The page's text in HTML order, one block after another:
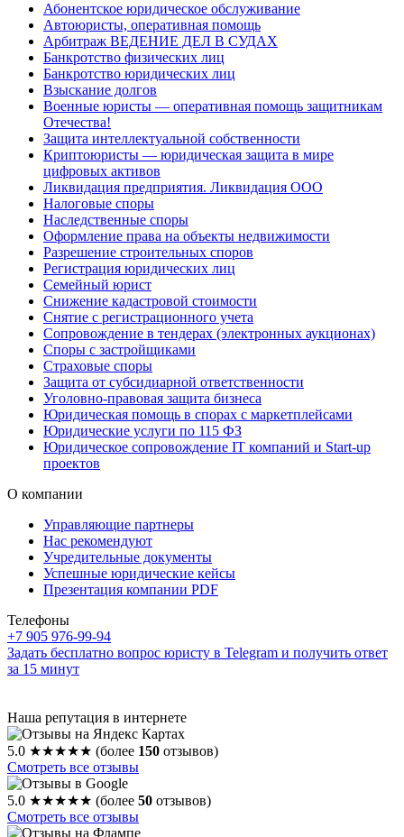
Абонентское юридическое обслуживание
Автоюристы, оперативная помощь
Арбитраж ВЕДЕНИЕ ДЕЛ В СУДАХ
Банкротство физических лиц
Банкротство юридических лиц
Взыскание долгов
Военные юристы — оперативная помощь защитникам
Отечества!
Защита интеллектуальной собственности
Криптоюристы — юридическая защита в мире
цифровых активов
Ликвидация предприятия. Ликвидация ООО
Налоговые споры
Наследственные споры
Оформление права на объекты недвижимости
Разрешение строительных споров
Регистрация юридических лиц
Семейный юрист
Снижение кадастровой стоимости
Снятие с регистрационного учета
Сопровождение в тендерах (электронных аукционах)
Споры с застройщиками
Страховые споры
Защита от субсидиарной ответственности
Уголовно-правовая защита бизнеса
Юридическая помощь в спорах с маркетплейсами
Юридические услуги по 115 ФЗ
Юридическое сопровождение IT компаний и Start-up
проектов
О компании
Управляющие партнеры
Нас рекомендуют
Учредительные документы
Успешные юридические кейсы
Презентация компании PDF
Телефоны
+7 905 976-99-94
Задать бесплатно вопрос юристу в Telegram и получить ответ
за 15 минут
Наша репутация в интернете
5.0 ★★★★★ (более 150 отзывов)
Смотреть все отзывы
5.0 ★★★★★ (более 50 отзывов)
Смотреть все отзывы